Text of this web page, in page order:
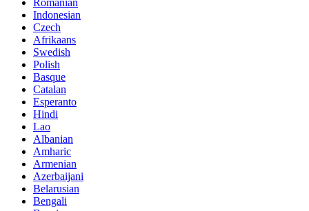
Romanian
Indonesian
Czech
Afrikaans
Swedish
Polish
Basque
Catalan
Esperanto
Hindi
Lao
Albanian
Amharic
Armenian
Azerbaijani
Belarusian
Bengali